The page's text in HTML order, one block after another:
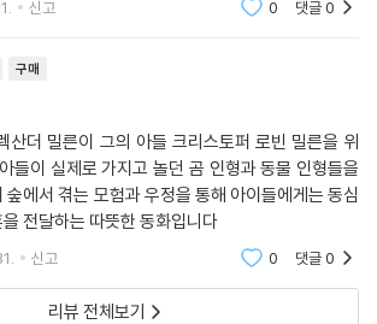
신고 0 댓글0
구매
산더 밀른이 그의 아들 크리스토퍼 로빈 밀른을 위
들이 실제로 가지고 놀던 곰 인형과 동물 인형들을
숲에서 겪는 모험과 우정을 통해 아이들에게는 동심
전달하는 따뜻한 동화입니다
신고 0 댓글0
리뷰 전체보기